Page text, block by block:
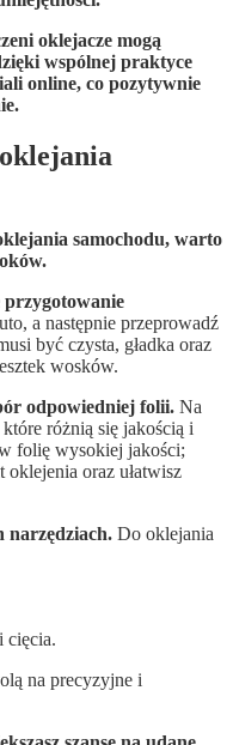
oklejacze mogą
wspólnej praktyce
online, co pozytywnie
samochodu, warto
przygotowanie
a następnie przeprowadź
być czysta, gładka oraz
wosków.
odpowiedniej folii. Na
różnią się jakością i
folię wysokiej jakości;
oklejenia oraz ułatwisz
narzędziach. Do oklejania
cięcia.
na precyzyjne i